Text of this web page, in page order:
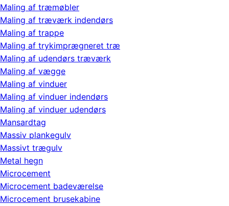
Maling af træmøbler
Maling af træværk indendørs
Maling af trappe
Maling af trykimprægneret træ
Maling af udendørs træværk
Maling af vægge
Maling af vinduer
Maling af vinduer indendørs
Maling af vinduer udendørs
Mansardtag
Massiv plankegulv
Massivt trægulv
Metal hegn
Microcement
Microcement badeværelse
Microcement brusekabine